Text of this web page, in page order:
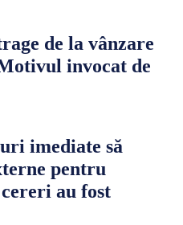
de la vânzare
invocat de
imediate să
pentru
au fost